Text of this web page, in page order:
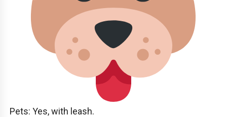
Pets: Yes, with leash.